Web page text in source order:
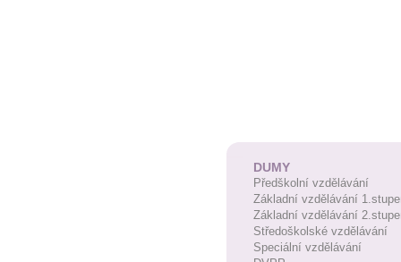
DUMY
Předškolní vzdělávání
Základní vzdělávání
Základní vzdělávání
Středoškolské vzdělávání
Speciální vzdělávání